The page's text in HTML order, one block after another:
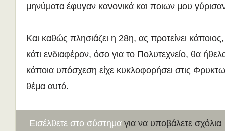
μηνύματα έφυγαν κανονικά και ποιων μου
Και καθώς πλησιάζει η 28η, ας προτείνει
κάτι ενδιαφέρον, όσο για το Πολυτεχνείο, θα
κάποια υπόσχεση είχε κυκλοφορήσει στις
θέμα αυτό.
Εισέλθετε στο σύστημα για να υποβάλετε σχόλια